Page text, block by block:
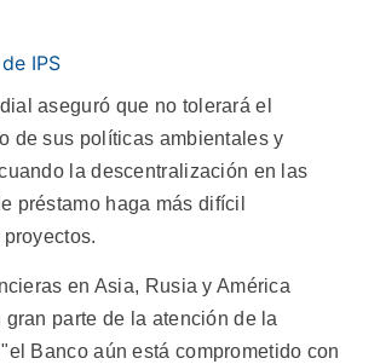
IPS
aseguró que no tolerará el
de sus políticas ambientales y
la descentralización en las
préstamo haga más difícil
en Asia, Rusia y América
gran parte de la atención de la
Banco aún está comprometido con